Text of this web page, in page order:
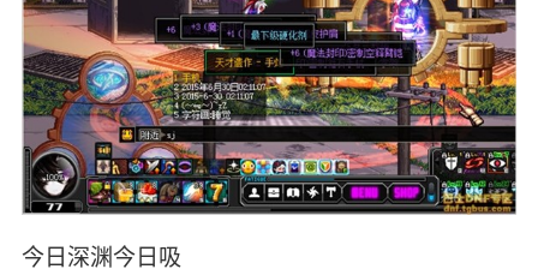
今日深渊今日吸